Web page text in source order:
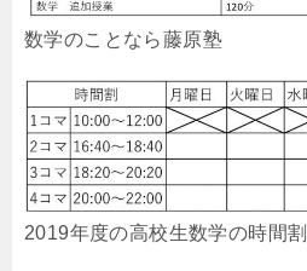
数学のことなら藤原塾
2019年度の高校生数学の時間割